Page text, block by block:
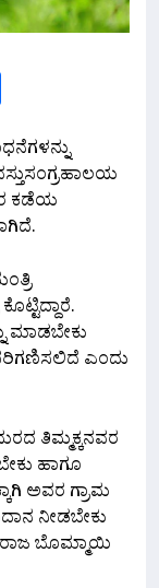
ಕಡೆಯ
ಮಾಡಬೇಕು
ಎಂದು
ತಿಮ್ಮಕ್ಕನವರ
ಹಾಗೂ
ಅವರ ಗ್ರಾಮ
ನೀಡಬೇಕು
ಬೊಮ್ಮಾಯಿ